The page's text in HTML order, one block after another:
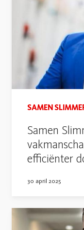
SAMEN
Samen
efficiënter
30 april 2025